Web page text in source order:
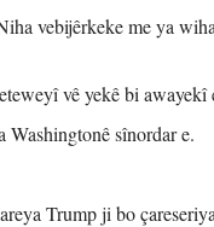
vebijêrkeke me ya
vê yekê bi awayekî
Washingtonê sînordar e.
Trump ji bo